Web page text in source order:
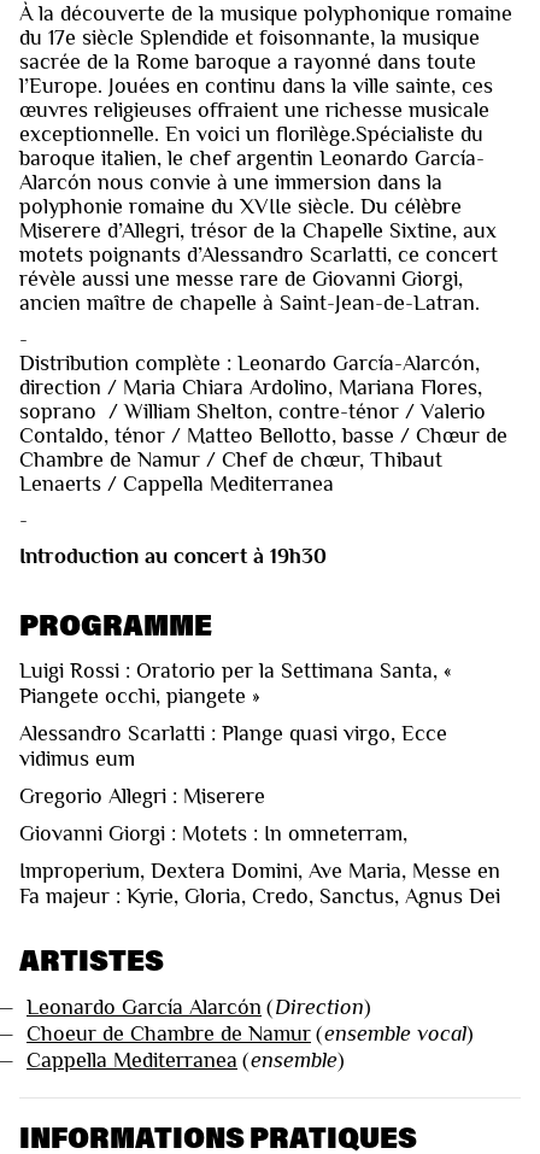
À la découverte de la musique polyphonique romaine
du 17e siècle Splendide et foisonnante, la musique
sacrée de la Rome baroque a rayonné dans toute
l’Europe. Jouées en continu dans la ville sainte, ces
œuvres religieuses offraient une richesse musicale
exceptionnelle. En voici un florilège.Spécialiste du
baroque italien, le chef argentin Leonardo García-
Alarcón nous convie à une immersion dans la
polyphonie romaine du XVIIe siècle. Du célèbre
Miserere d’Allegri, trésor de la Chapelle Sixtine, aux
motets poignants d’Alessandro Scarlatti, ce concert
révèle aussi une messe rare de Giovanni Giorgi,
ancien maître de chapelle à Saint-Jean-de-Latran.
-
Distribution complète : Leonardo García-Alarcón,
direction / Maria Chiara Ardolino, Mariana Flores,
soprano / William Shelton, contre-ténor / Valerio
Contaldo, ténor / Matteo Bellotto, basse / Chœur de
Chambre de Namur / Chef de chœur, Thibaut
Lenaerts / Cappella Mediterranea
-
Introduction au concert à 19h30
PROGRAMME
Luigi Rossi : Oratorio per la Settimana Santa, «
Piangete occhi, piangete »
Alessandro Scarlatti : Plange quasi virgo, Ecce
vidimus eum
Gregorio Allegri : Miserere
Giovanni Giorgi : Motets : In omneterram,
Improperium, Dextera Domini, Ave Maria, Messe en
Fa majeur : Kyrie, Gloria, Credo, Sanctus, Agnus Dei
ARTISTES
Leonardo García Alarcón (Direction)
Choeur de Chambre de Namur (ensemble vocal)
Cappella Mediterranea (ensemble)
INFORMATIONS PRATIQUES